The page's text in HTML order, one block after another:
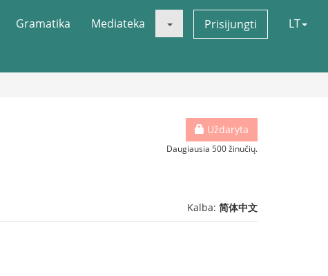
Gramatika Mediateka Prisijungti LT
Uždaryta
Daugiausia 500 žinučių.
Kalba: 简体中文